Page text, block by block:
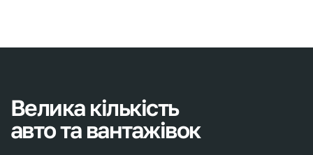
Велика кількість
автота вантажівок